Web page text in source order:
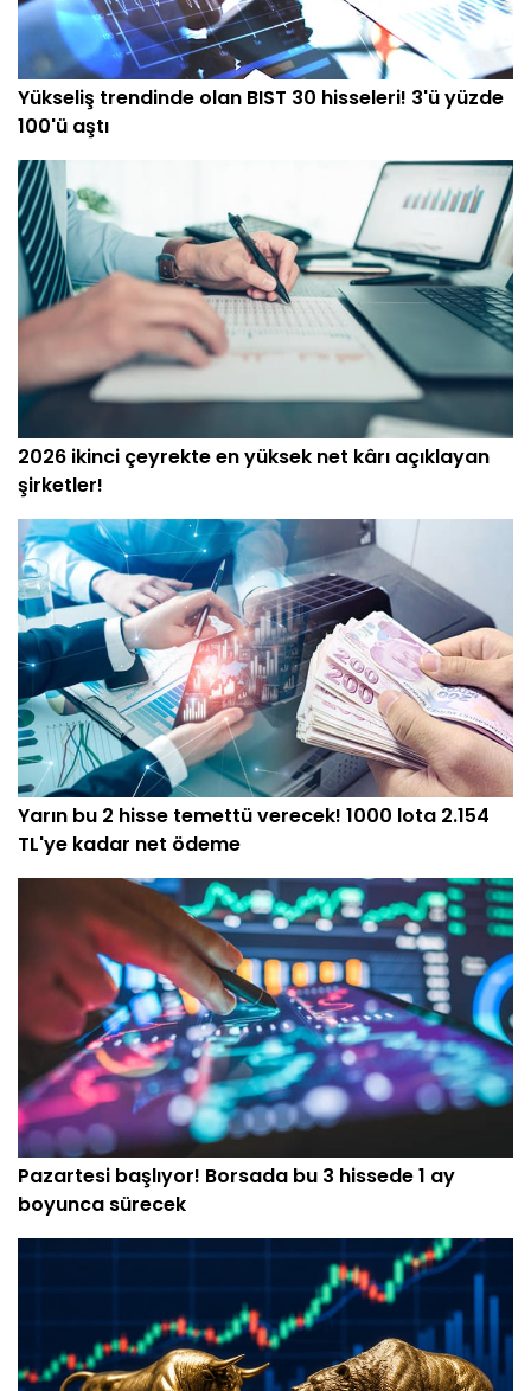
Yükseliş trendinde olan BIST 30 hisseleri! 3'ü yüzde
100'ü aştı
2026 ikinci çeyrekte en yüksek net kârı açıklayan
şirketler!
Yarın bu 2 hisse temettü verecek! 1000 lota 2.154
TL'ye kadar net ödeme
Pazartesi başlıyor! Borsada bu 3 hissede 1 ay
boyunca sürecek